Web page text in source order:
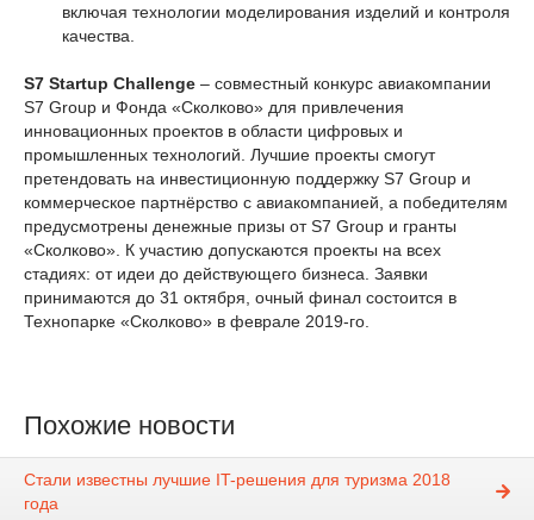
включая технологии моделирования изделий и контроля
качества.
S7 Startup Challenge – совместный конкурс авиакомпании
S7 Group и Фонда «Сколково» для привлечения
инновационных проектов в области цифровых и
промышленных технологий. Лучшие проекты смогут
претендовать на инвестиционную поддержку S7 Group и
коммерческое партнёрство с авиакомпанией, а победителям
предусмотрены денежные призы от S7 Group и гранты
«Сколково». К участию допускаются проекты на всех
стадиях: от идеи до действующего бизнеса. Заявки
принимаются до 31 октября, очный финал состоится в
Технопарке «Сколково» в феврале 2019-го.
Похожие новости
Стали известны лучшие IT-решения для туризма 2018
года